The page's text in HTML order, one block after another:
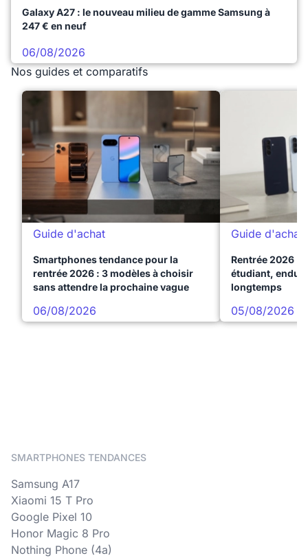
Galaxy A27 : le nouveau milieu de gamme Samsung à
247 € en neuf
06/08/2026
Nos guides et comparatifs
Guide d'achat
Smartphones tendance pour la
rentrée 2026 : 3 modèles à choisir
sans attendre la prochaine vague
06/08/2026
Guide d'achat
Rentrée 2026 :
étudiant,
longtemps
05/08/2026
SMARTPHONES TENDANCES
Samsung A17
Xiaomi 15 T Pro
Google Pixel 10
Honor Magic 8 Pro
Nothing Phone (4a)